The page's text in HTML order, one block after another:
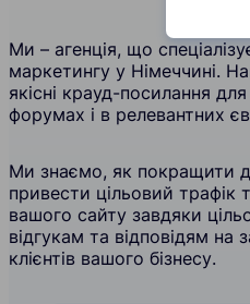
Ми – агенція, що
маркетингу у Німеччині.
якісні крауд-посилання
форумах і в релевантних
Ми знаємо, як покращити
привести цільовий трафік
вашого сайту завдяки
відгукам та відповідям на
клієнтів вашого бізнесу.